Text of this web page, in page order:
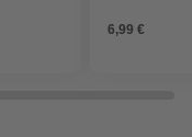
6,99 €